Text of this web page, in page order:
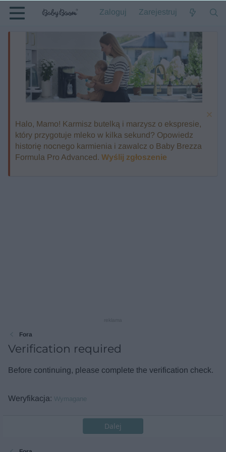
Zaloguj Zarejestruj
Halo, Mamo! Karmisz butelką i marzysz o ekspresie,
który przygotuje mleko w kilka sekund? Opowiedz
historię nocnego karmienia i zawalcz o Baby Brezza
Formula Pro Advanced. Wyślij zgłoszenie
Fora
Verification required
Before continuing, please complete the verification check.
Weryfikacja Wymagane
Dalej